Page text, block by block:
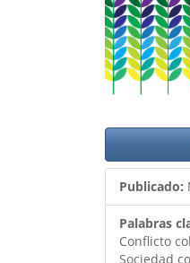
Publicado:
Palabras
Conflicto
Sociedad